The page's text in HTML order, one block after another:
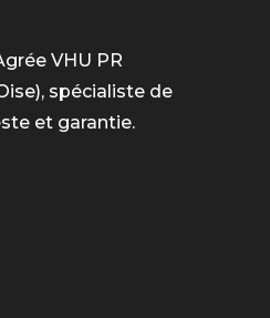
VHU PR
spécialiste de
et garantie.